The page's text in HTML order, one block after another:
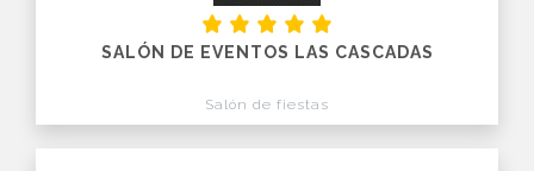
SALÓN DE EVENTOS LAS CASCADAS
Salón de fiestas